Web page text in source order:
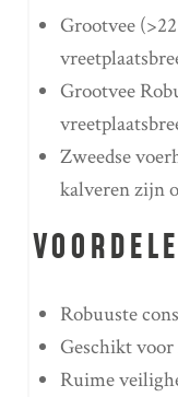
Grootvee
Grootvee
Zweedse
kalveren zijn
Robuuste
Geschikt
Ruime